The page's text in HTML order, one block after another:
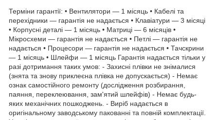
Терміни гарантії: • Вентилятори — 1 місяць • Кабелі та
перехідники — гарантія не надається • Клавіатури — 3 місяці
• Корпусні деталі — 1 місяць • Матриці — 6 місяців •
Мікросхеми — гарантія не надається • Петлі — гарантія не
надається • Процесори — гарантія не надається • Тачскрини
— 1 місяць • Шлейфи — 1 місяць Гарантія надається тільки у
разі дотримання таких умов: - Захисні плівки не знімалися
(знята та знову приклеєна плівка не допускається) - Немає
ознак самостійного ремонту (дослідження розбирання,
паяння, переклеювання, зам'ятий шлейфів) - Немає будь-
яких механічних пошкоджень. - Виріб надається в
оригінальному заводському пакованні та повній комплектації.